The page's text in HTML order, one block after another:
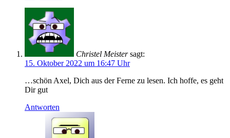
Christel Meister sagt:
15. Oktober 2022 um 16:47 Uhr
…schön Axel, Dich aus der Ferne zu lesen. Ich hoffe, es geht
Dir gut
Antworten